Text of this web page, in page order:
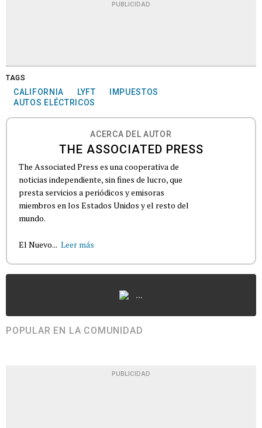
PUBLICIDAD
TAGS
CALIFORNIA LYFT
IMPUESTOS
AUTOS ELÉCTRICOS
ACERCA DEL AUTOR
THE ASSOCIATED PRESS
The Associated Press es una cooperativa de
noticias independiente, sin fines de lucro, que
presta servicios a periódicos y emisoras
miembros en los Estados Unidos y el resto del
mundo.
El Nuevo... Leer más
...
POPULAR EN LA COMUNIDAD
PUBLICIDAD